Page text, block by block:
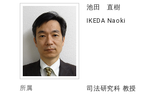
池田 直樹
IKEDA Naoki
所属 司法研究科 教授